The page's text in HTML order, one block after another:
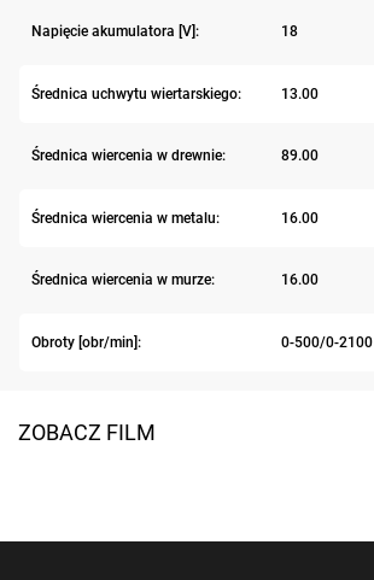
Napięcie akumulatora [V]: 18
Średnica uchwytu wiertarskiego: 13.00
Średnica wiercenia w drewnie: 89.00
Średnica wiercenia w metalu: 16.00
Średnica wiercenia w murze: 16.00
Obroty [obr/min]: 0-500/0-2100
ZOBACZ FILM